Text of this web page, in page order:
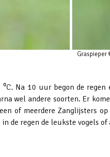
Graspieper
Na 10 uur begon de
wel andere soorten. Er
of meerdere Zanglijsters
de regen de leukste vogels